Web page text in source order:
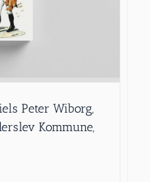
Peter Wiborg,
Kommune,